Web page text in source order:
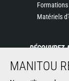
Formations
Matériels
DÉCOUVREZ-
Entreprise
MANITOU